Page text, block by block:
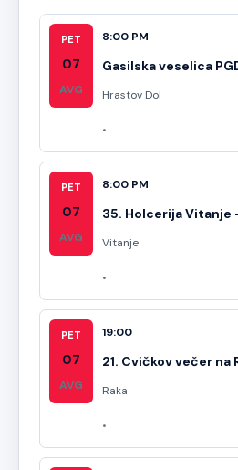
PET
07
AVG
8:00 PM
Gasilska veselica
Hrastov Dol
PET
07
AVG
8:00 PM
35. Holcerija Vitanje
Vitanje
PET
07
AVG
19:00
21. Cvičkov večer na
Raka